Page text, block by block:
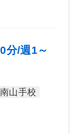
分/週1～
山手校